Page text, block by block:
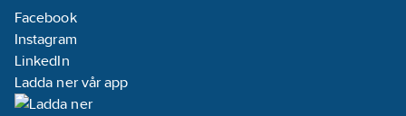
Facebook
Instagram
LinkedIn
Ladda ner vår app